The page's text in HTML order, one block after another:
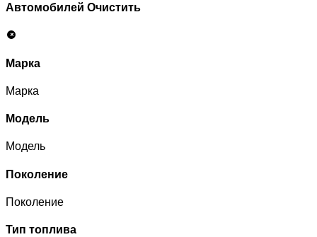
Автомобилей Очистить
Марка
Марка
Модель
Модель
Поколение
Поколение
Тип топлива